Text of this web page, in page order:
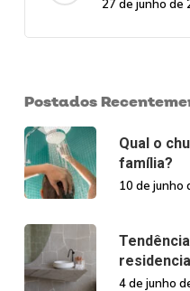
27 de junho de
Postados
Qual o
família?
10 de junho
4 de junho